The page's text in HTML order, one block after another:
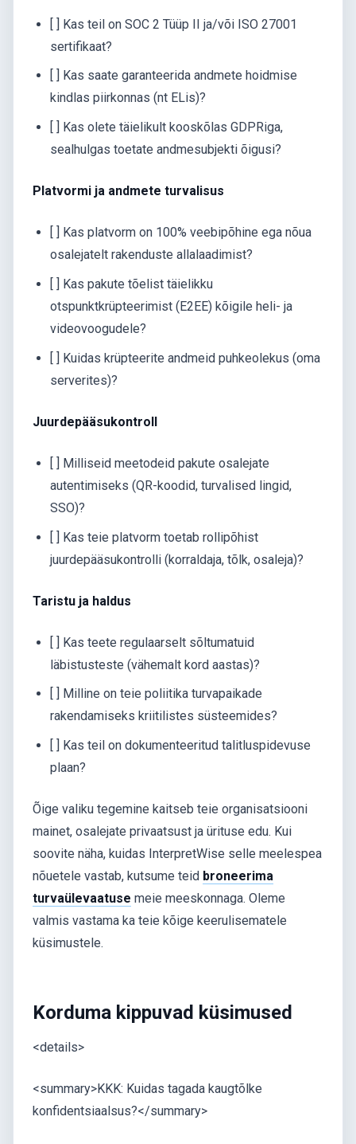
[ ] Kas teil on SOC 2 Tüüp II ja/või ISO 27001
sertifikaat?
[ ] Kas saate garanteerida andmete hoidmise
kindlas piirkonnas (nt ELis)?
[ ] Kas olete täielikult kooskõlas GDPRiga,
sealhulgas toetate andmesubjekti õigusi?
Platvormi ja andmete turvalisus
[ ] Kas platvorm on 100% veebipõhine ega nõua
osalejatelt rakenduste allalaadimist?
[ ] Kas pakute tõelist täielikku
otspunktkrüpteerimist (E2EE) kõigile heli- ja
videovoogudele?
[ ] Kuidas krüpteerite andmeid puhkeolekus (oma
serverites)?
Juurdepääsukontroll
[ ] Milliseid meetodeid pakute osalejate
autentimiseks (QR-koodid, turvalised lingid,
SSO)?
[ ] Kas teie platvorm toetab rollipõhist
juurdepääsukontrolli (korraldaja, tõlk, osaleja)?
Taristu ja haldus
[ ] Kas teete regulaarselt sõltumatuid
läbistusteste (vähemalt kord aastas)?
[ ] Milline on teie poliitika turvapaikade
rakendamiseks kriitilistes süsteemides?
[ ] Kas teil on dokumenteeritud talitluspidevuse
plaan?
Õige valiku tegemine kaitseb teie organisatsiooni
mainet, osalejate privaatsust ja ürituse edu. Kui
soovite näha, kuidas InterpretWise selle meelespea
nõuetele vastab, kutsume teid broneerima
turvaülevaatuse meie meeskonnaga. Oleme
valmis vastama ka teie kõige keerulisematele
küsimustele.
Korduma kippuvad küsimused
<details>
<summary>KKK: Kuidas tagada kaugtõlke
konfidentsiaalsus?</summary>